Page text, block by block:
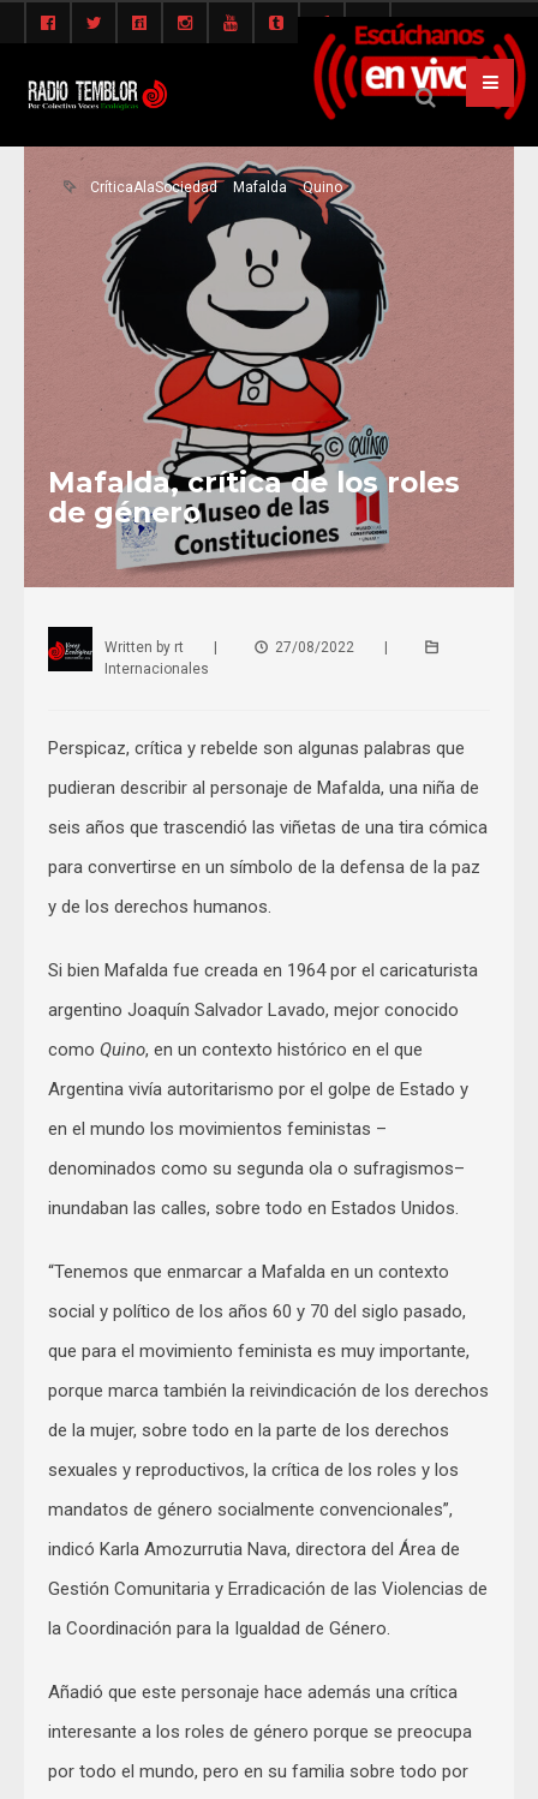
CríticaAlaSociedad Mafalda Quino
Mafalda, crítica de los roles
de género
Written by rt 27/08/2022
Internacionales
Perspicaz, crítica y rebelde son algunas palabras que
pudieran describir al personaje de Mafalda, una niña de
seis años que trascendió las viñetas de una tira cómica
para convertirse en un símbolo de la defensa de la paz
y de los derechos humanos.
Si bien Mafalda fue creada en 1964 por el caricaturista
argentino Joaquín Salvador Lavado, mejor conocido
como Quino, en un contexto histórico en el que
Argentina vivía autoritarismo por el golpe de Estado y
en el mundo los movimientos feministas –
denominados como su segunda ola o sufragismos–
inundaban las calles, sobre todo en Estados Unidos.
“Tenemos que enmarcar a Mafalda en un contexto
social y político de los años 60 y 70 del siglo pasado,
que para el movimiento feminista es muy importante,
porque marca también la reivindicación de los derechos
de la mujer, sobre todo en la parte de los derechos
sexuales y reproductivos, la crítica de los roles y los
mandatos de género socialmente convencionales”,
indicó Karla Amozurrutia Nava, directora del Área de
Gestión Comunitaria y Erradicación de las Violencias de
la Coordinación para la Igualdad de Género.
Añadió que este personaje hace además una crítica
interesante a los roles de género porque se preocupa
por todo el mundo, pero en su familia sobre todo por